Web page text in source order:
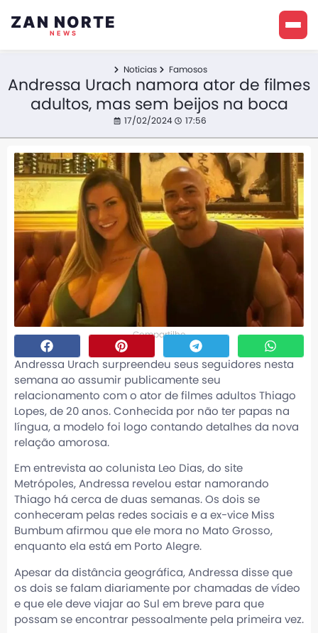
ZAN NORTE
NEWS
Noticias Famosos
Andressa Urach namora ator de filmes
adultos, mas sem beijos na boca
17/02/2024 17:56
Compartilhe
Andressa Urach surpreendeu seus seguidores nesta
semana ao assumir publicamente seu
relacionamento com o ator de filmes adultos Thiago
Lopes, de 20 anos. Conhecida por não ter papas na
língua, a modelo foi logo contando detalhes da nova
relação amorosa.
Em entrevista ao colunista Leo Dias, do site
Metrópoles, Andressa revelou estar namorando
Thiago há cerca de duas semanas. Os dois se
conheceram pelas redes sociais e a ex-vice Miss
Bumbum afirmou que ele mora no Mato Grosso,
enquanto ela está em Porto Alegre.
Apesar da distância geográfica, Andressa disse que
os dois se falam diariamente por chamadas de vídeo
e que ele deve viajar ao Sul em breve para que
possam se encontrar pessoalmente pela primeira vez.